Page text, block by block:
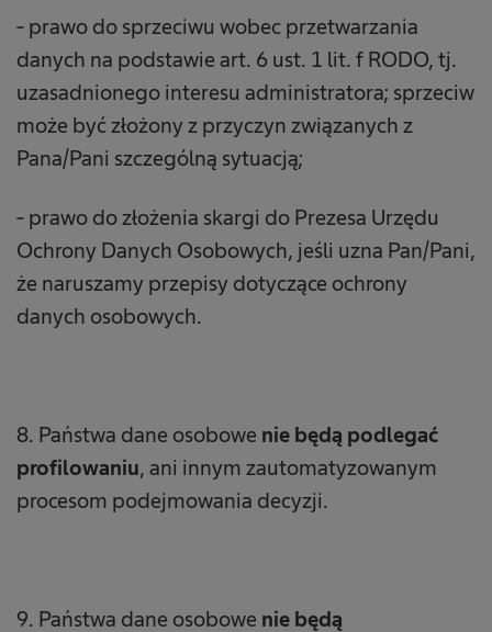
- prawo do sprzeciwu wobec przetwarzania
danych na podstawie art. 6 ust. 1 lit. f RODO, tj.
uzasadnionego interesu administratora; sprzeciw
może być złożony z przyczyn związanych z
Pana/Pani szczególną sytuacją;
- prawo do złożenia skargi do Prezesa Urzędu
Ochrony Danych Osobowych, jeśli uzna Pan/Pani,
że naruszamy przepisy dotyczące ochrony
danych osobowych.
8. Państwa dane osobowe nie będą podlegać
profilowaniu, ani innym zautomatyzowanym
procesom podejmowania decyzji.
9. Państwa dane osobowe nie będą